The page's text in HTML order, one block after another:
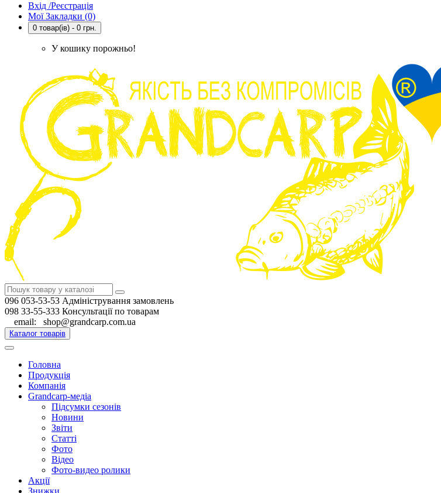
Вхід /Реєстрація
Мої Закладки (0)
0 товар(ів) - 0 грн.
У кошику порожньо!
096 053-53-53 Адміністрування замовлень
098 33-55-333 Консультації по товарам
email: shop@grandcarp.com.ua
Каталог товарів
Головна
Продукція
Компанія
Grandcarp-медіа
Підсумки сезонів
Новини
Звіти
Статті
Фото
Відео
Фото-видео ролики
Акції
Знижки